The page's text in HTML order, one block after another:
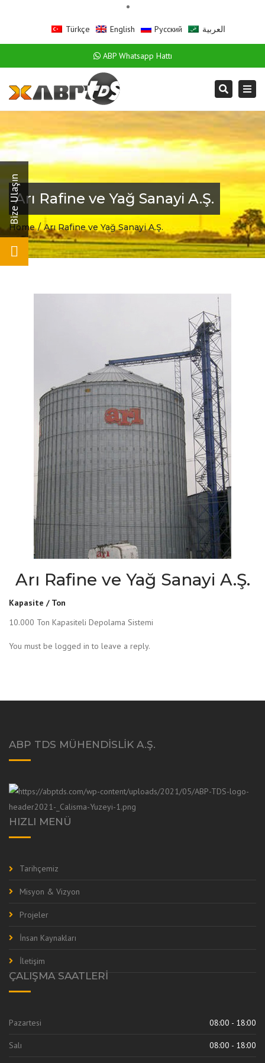
Türkçe English Русский العربية
ABP Whatsapp Hattı
Search
Arı Rafine ve Yağ Sanayi A.Ş.
Home Arı Rafine ve Yağ Sanayi A.Ş.
Arı Rafine ve Yağ Sanayi A.Ş.
Kapasite / Ton
10.000 Ton Kapasiteli Depolama Sistemi
You must be logged in to leave a reply.
ABP TDS MÜHENDISLIK A.Ş.
HIZLI MENÜ
Tarihçemiz
Misyon & Vizyon
Projeler
İnsan Kaynakları
İletişim
ÇALIŞMA SAATLERI
Pazartesi 08:00 - 18:00
Salı 08:00 - 18:00